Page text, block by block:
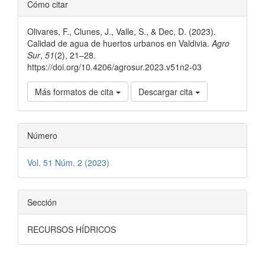
del
artículo
Cómo citar
Olivares, F., Clunes, J., Valle, S., & Dec, D. (2023).
Calidad de agua de huertos urbanos en Valdivia. Agro
Sur, 51(2), 21–28.
https://doi.org/10.4206/agrosur.2023.v51n2-03
Más formatos de cita Descargar cita
Número
Vol. 51 Núm. 2 (2023)
Sección
RECURSOS HÍDRICOS